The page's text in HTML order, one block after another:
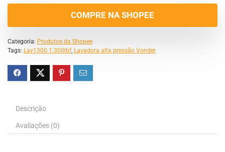
COMPRE NA SHOPEE
Categoria: Produtos da Shopee
Tags: Lav1300 1.300lbf, Lavadora alta pressão Vonder
Descrição
Avaliações (0)